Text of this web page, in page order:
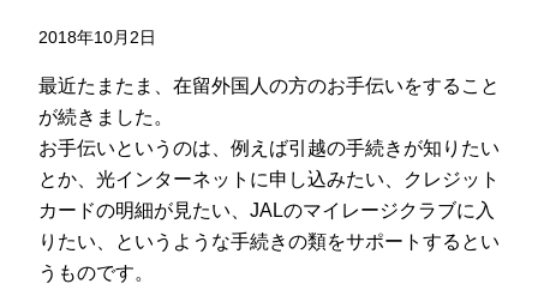
2018年10月2日
最近たまたま、在留外国人の方のお手伝いをすること
が続きました。
お手伝いというのは、例えば引越の手続きが知りたい
とか、光インターネットに申し込みたい、クレジット
カードの明細が見たい、JALのマイレージクラブに入
りたい、というような手続きの類をサポートするとい
うものです。